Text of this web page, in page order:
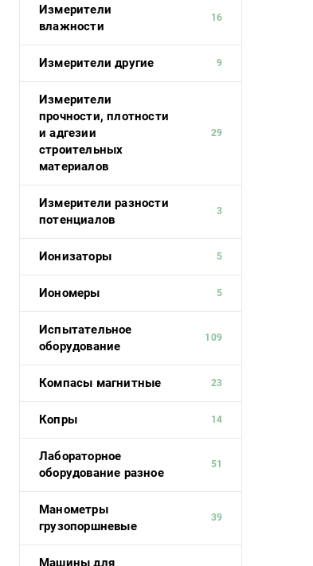
Измерители
влажности
16
Измерители другие 9
Измерители
прочности, плотности
и адгезии
строительных
материалов
29
Измерители разности
потенциалов
3
Ионизаторы 5
Иономеры 5
Испытательное
оборудование
109
Компасы магнитные 23
Копры 14
Лабораторное
оборудование разное
51
Манометры
грузопоршневые
39
Машины для